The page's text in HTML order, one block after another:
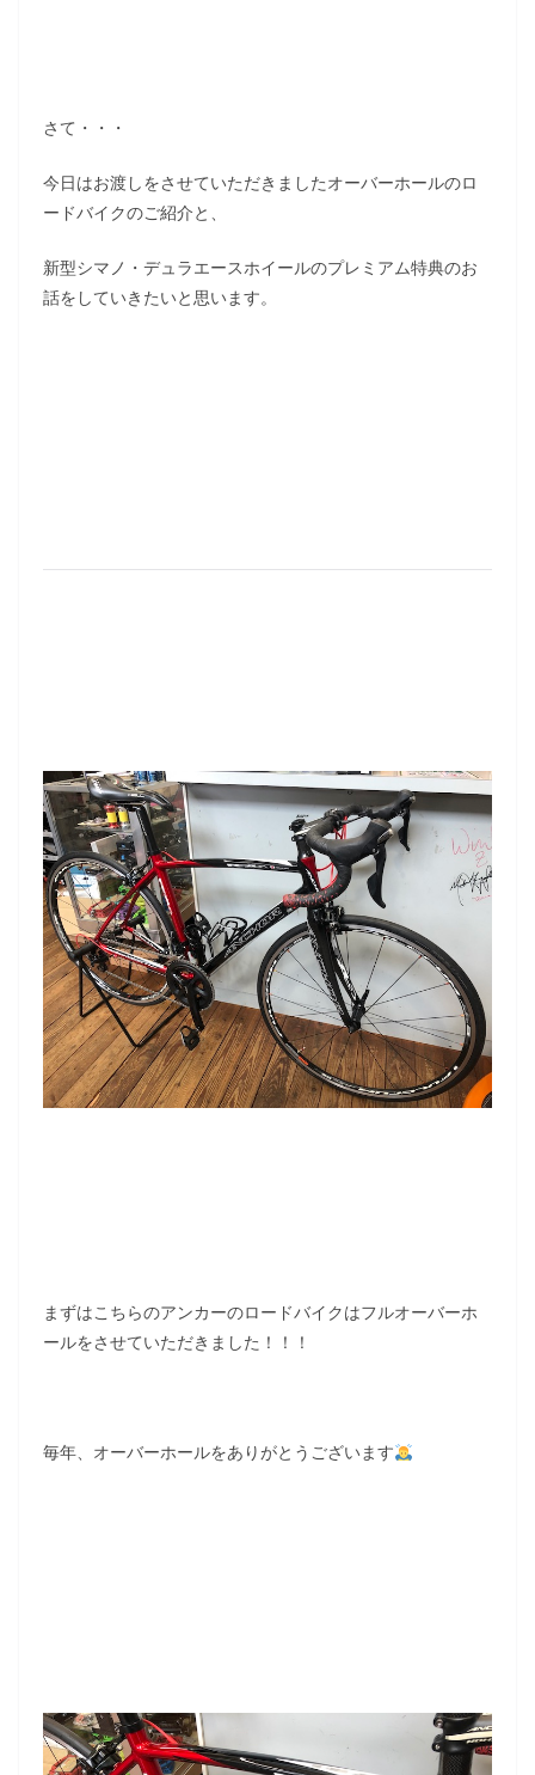
さて・・・
今日はお渡しをさせていただきましたオーバーホールのロ
ードバイクのご紹介と、
新型シマノ・デュラエースホイールのプレミアム特典のお
話をしていきたいと思います。
まずはこちらのアンカーのロードバイクはフルオーバーホ
ールをさせていただきました！！！
毎年、オーバーホールをありがとうございます